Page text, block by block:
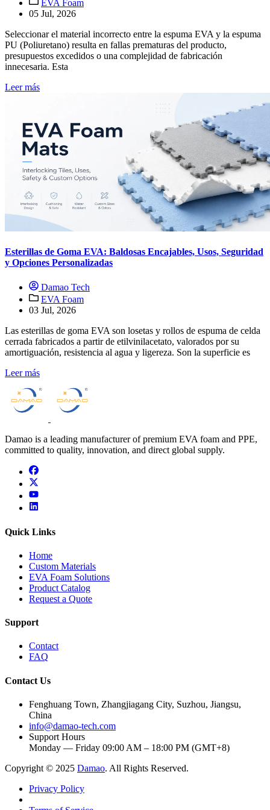
EVA Foam
05 Jul, 2026
Seleccionar el material incorrecto entre la espuma EVA y la espuma
PU (Poliuretano) resulta en fallas prematuras del producto,
presupuestos excedidos o una complejidad de fabricación
innecesaria. Esta
Leer más
Esterillas de Goma EVA: Baldosas Encajables, Usos, Seguridad
y Opciones Personalizadas
Damao Tech
EVA Foam
03 Jul, 2026
Las esterillas de goma EVA son losetas y rollos de espuma de celda
cerrada fabricados a partir de etilvinilacetato, valorados por su
amortiguación, resistencia al agua y ligereza. Son la superficie es
Leer más
Damao is a leading manufacturer of premium EVA foam and PPE,
committed to quality, innovation, and direct global supply.
facebook
x
youtube
linkedin
Quick Links
Home
Custom Materials
EVA Foam Solutions
Product Catalog
Request a Quote
Support
Contact
FAQ
Contact Us
Fenghuang Town, Zhangjiagang City, Suzhou, Jiangsu,
China
info@damao-tech.com
Support Hours
Monday — Friday 09:00 AM – 18:00 PM (GMT+8)
Copyright © 2025 Damao. All Rights Reserved.
Privacy Policy